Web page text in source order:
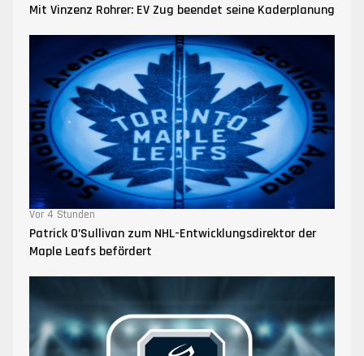
Mit Vinzenz Rohrer: EV Zug beendet seine Kaderplanung
Vor 4 Stunden
Patrick O’Sullivan zum NHL-Entwicklungsdirektor der
Maple Leafs befördert